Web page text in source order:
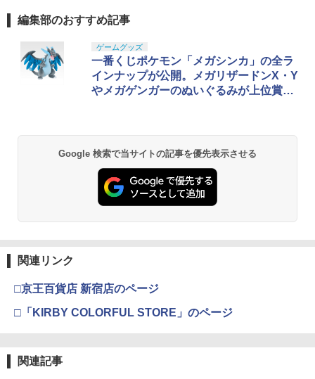
編集部のおすすめ記事
ゲームグッズ
一番くじポケモン「メガシンカ」の全ラ
インナップが公開。メガリザードンX・Y
やメガゲンガーのぬいぐるみが上位賞に
Google 検索で当サイトの記事を優先表示させる
関連リンク
□京王百貨店 新宿店のページ
□「KIRBY COLORFUL STORE」のページ
関連記事